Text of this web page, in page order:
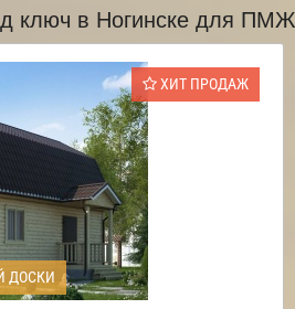
ключ в Ногинске для ПМЖ
ХИТ ПРОДАЖ
ДОСКИ